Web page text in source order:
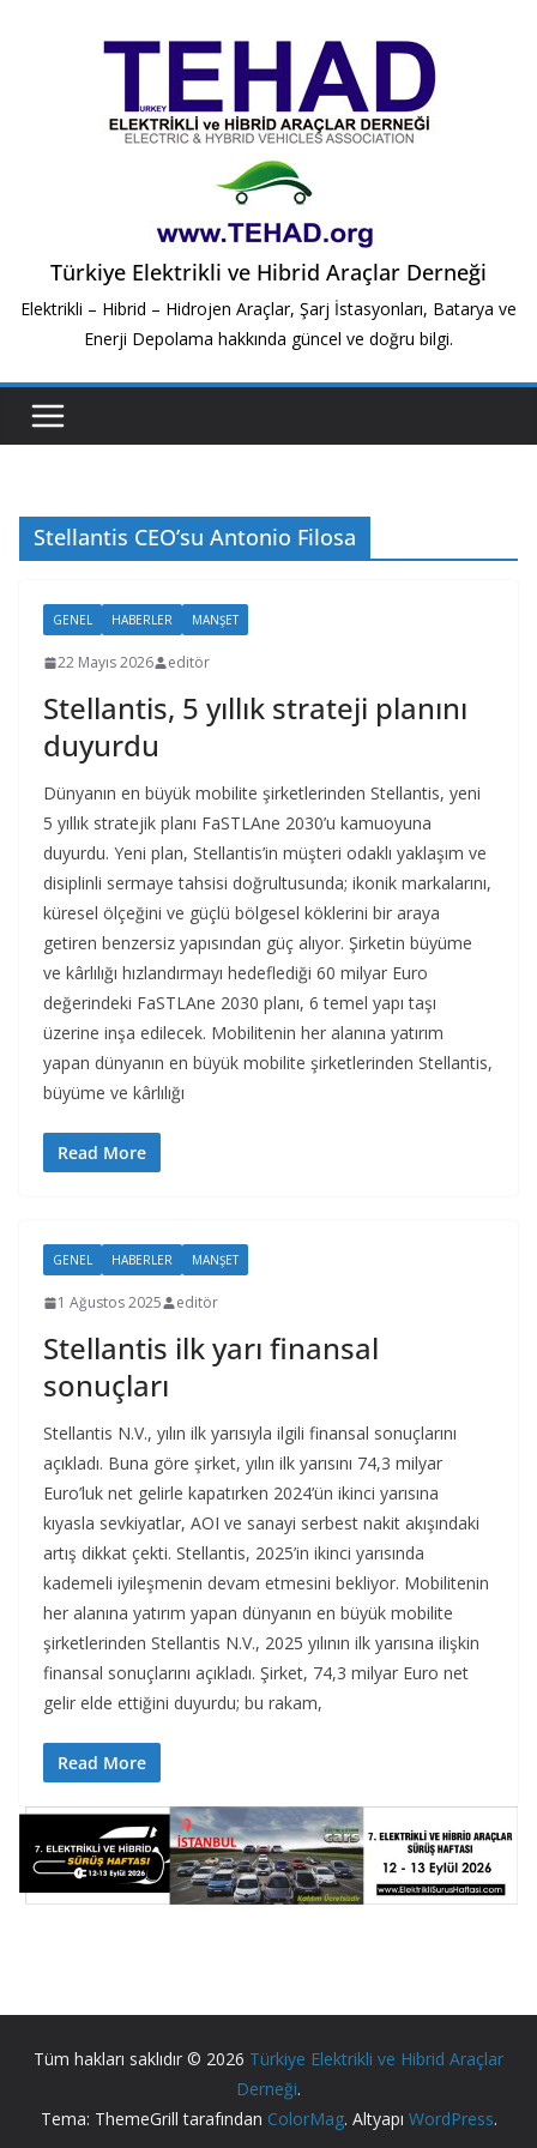
Türkiye Elektrikli ve Hibrid Araçlar Derneği
Elektrikli – Hibrid – Hidrojen Araçlar, Şarj İstasyonları, Batarya ve
Enerji Depolama hakkında güncel ve doğru bilgi.
Stellantis CEO’su Antonio Filosa
GENEL HABERLER MANŞET
22 Mayıs 2026 editör
Stellantis, 5 yıllık strateji planını
duyurdu
Dünyanın en büyük mobilite şirketlerinden Stellantis, yeni
5 yıllık stratejik planı FaSTLAne 2030’u kamuoyuna
duyurdu. Yeni plan, Stellantis’in müşteri odaklı yaklaşım ve
disiplinli sermaye tahsisi doğrultusunda; ikonik markalarını,
küresel ölçeğini ve güçlü bölgesel köklerini bir araya
getiren benzersiz yapısından güç alıyor. Şirketin büyüme
ve kârlılığı hızlandırmayı hedeflediği 60 milyar Euro
değerindeki FaSTLAne 2030 planı, 6 temel yapı taşı
üzerine inşa edilecek. Mobilitenin her alanına yatırım
yapan dünyanın en büyük mobilite şirketlerinden Stellantis,
büyüme ve kârlılığı
Read More
GENEL HABERLER MANŞET
1 Ağustos 2025 editör
Stellantis ilk yarı finansal
sonuçları
Stellantis N.V., yılın ilk yarısıyla ilgili finansal sonuçlarını
açıkladı. Buna göre şirket, yılın ilk yarısını 74,3 milyar
Euro’luk net gelirle kapatırken 2024’ün ikinci yarısına
kıyasla sevkiyatlar, AOI ve sanayi serbest nakit akışındaki
artış dikkat çekti. Stellantis, 2025’in ikinci yarısında
kademeli iyileşmenin devam etmesini bekliyor. Mobilitenin
her alanına yatırım yapan dünyanın en büyük mobilite
şirketlerinden Stellantis N.V., 2025 yılının ilk yarısına ilişkin
finansal sonuçlarını açıkladı. Şirket, 74,3 milyar Euro net
gelir elde ettiğini duyurdu; bu rakam,
Read More
Tüm hakları saklıdır © 2026 Türkiye Elektrikli ve Hibrid Araçlar
Derneği.
Tema: ThemeGrill tarafından ColorMag. Altyapı WordPress.